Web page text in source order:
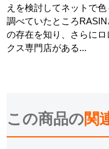
えを検討してネットで色
調べていたところRASIN
の存在を知り、さらにロ
クス専門店がある...
この商品の関